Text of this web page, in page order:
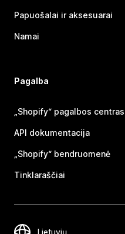
Papuošalai ir aksesuarai
Namai
Pagalba
„Shopify“ pagalbos centras
API dokumentacija
„Shopify“ bendruomenė
Tinklaraščiai